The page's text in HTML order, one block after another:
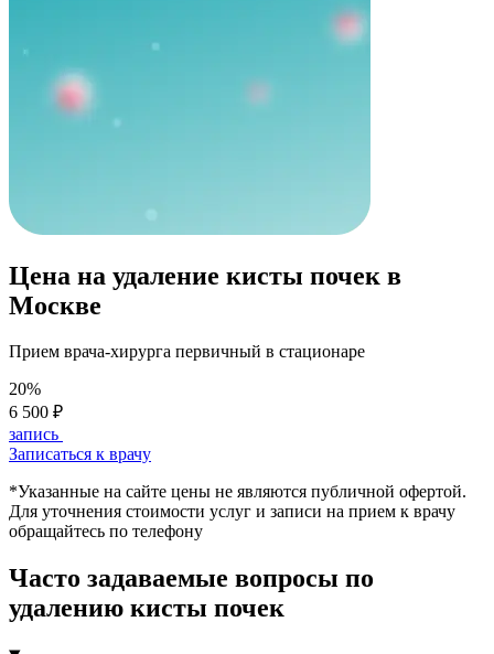
Цена на удаление кисты почек в
Москве
Прием врача-хирурга первичный в стационаре
20%
6 500 ₽
запись
Записаться к врачу
*Указанные на сайте цены не являются публичной офертой.
Для уточнения стоимости услуг и записи на прием к врачу
обращайтесь по телефону
Часто задаваемые вопросы по
удалению кисты почек